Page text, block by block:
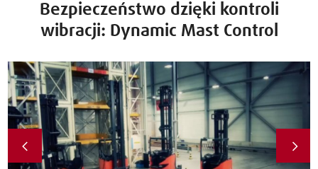
Bezpieczeństwo dzięki kontroli
wibracji: Dynamic Mast Control